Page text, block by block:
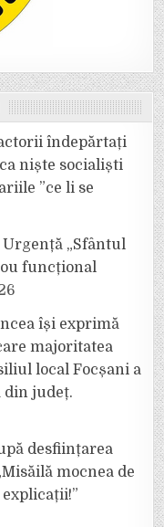
îndepărtați
niște socialiști
”ce li se
„Sfântul
funcțional
își exprimă
majoritatea
local Focșani a
din județ.
desființarea
mocnea de